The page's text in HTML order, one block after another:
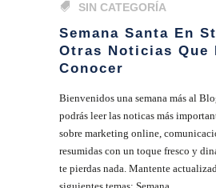
SIN CATEGORÍA
Semana Santa En
Otras Noticias Que
Conocer
Bienvenidos una semana más al
podrás leer las noticas más
sobre marketing online,
resumidas con un toque fresco y
te pierdas nada. Mantente